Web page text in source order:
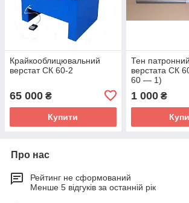
Крайкооблицювальний
верстат СК 60-2
65 000 ₴
Купити
Тен
верстата СК
60 — 1)
1 000₴
Про нас
Рейтинг не сформований
Менше 5 відгуків за останній рік